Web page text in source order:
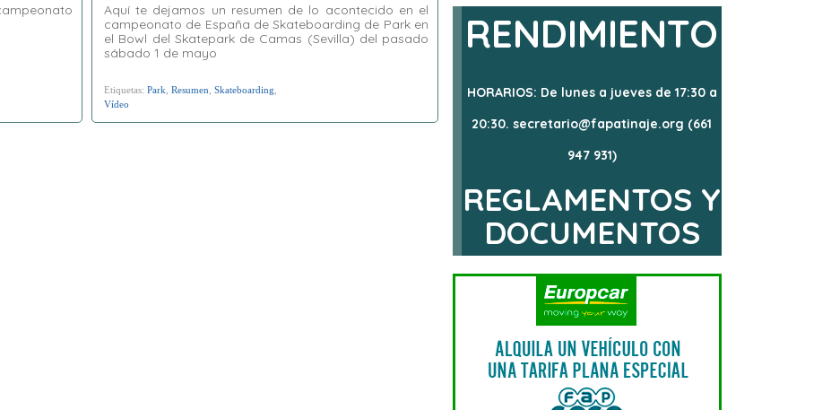
RENDIMIENTO
HORARIOS: De lunes a jueves de 17:30 a
20:30. secretario@fapatinaje.org (661
947 931)
REGLAMENTOS Y
DOCUMENTOS
Aquí te dejamos un resumen de lo acontecido en el
campeonato de España de Skateboarding de Park en
el Bowl del Skatepark de Camas (Sevilla) del pasado
sábado 1 de mayo
Etiquetas: Park Resumen Skateboarding
Vídeo